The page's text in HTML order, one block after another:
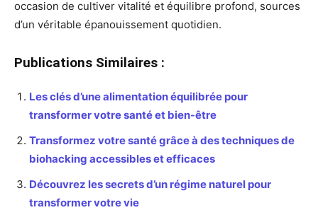
occasion de cultiver vitalité et équilibre profond, sources
d’un véritable épanouissement quotidien.
Publications Similaires :
Les clés d’une alimentation équilibrée pour
transformer votre santé et bien-être
Transformez votre santé grâce à des techniques de
biohacking accessibles et efficaces
Découvrez les secrets d’un régime naturel pour
transformer votre vie